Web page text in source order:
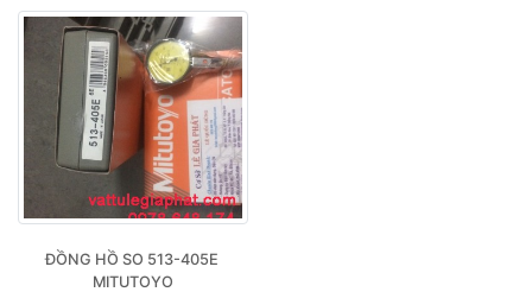
ĐỒNG HỒ SO 513-405E
MITUTOYO